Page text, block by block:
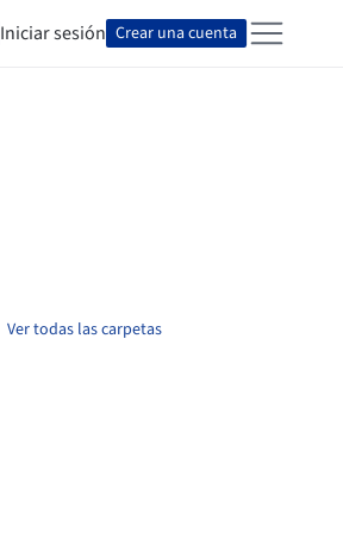
Iniciar sesión Crear una cuenta
Ver todas las carpetas